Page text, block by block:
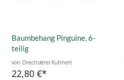
Baumbehang Pinguine, 6-
teilig
von Drechslerei Kuhnert
22,80 €